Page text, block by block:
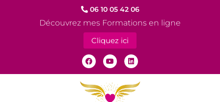
06 10 05 42 06
Découvrez mes Formations en ligne
Cliquez ici